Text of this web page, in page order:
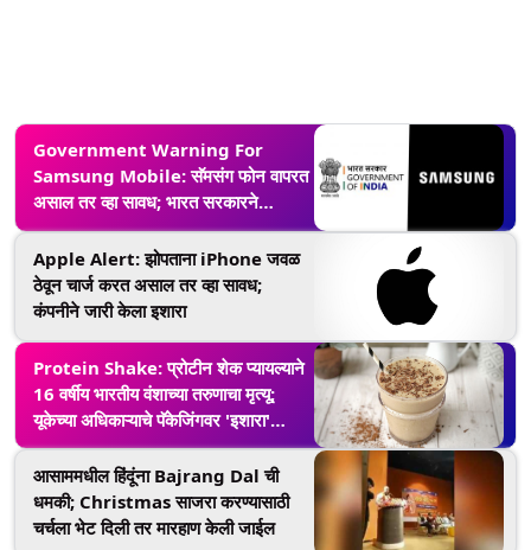
Government Warning For
Samsung Mobile: सॅमसंग फोन वापरत
असाल तर व्हा सावध; भारत सरकारने
युजर्सना दिला इशारा, जाणून घ्या काय आहे
प्रकरण
Apple Alert: झोपताना iPhone जवळ
ठेवून चार्ज करत असाल तर व्हा सावध;
कंपनीने जारी केला इशारा
Protein Shake: प्रोटीन शेक प्यायल्याने
16 वर्षीय भारतीय वंशाच्या तरुणाचा मृत्यू;
यूकेच्या अधिकाऱ्याचे पॅकेजिंगवर 'इशारा'
देण्याचे आवाहन
आसाममधील हिंदूंना Bajrang Dal ची
धमकी; Christmas साजरा करण्यासाठी
चर्चला भेट दिली तर मारहाण केली जाईल